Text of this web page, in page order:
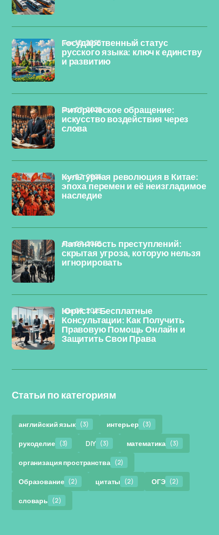
Государственный статус
русского языка: ключ к единству
и развитию
ноя 10, 2025
Риторическое обращение:
искусство воздействия через
слова
ноя 07, 2025
Культурная революция в Китае:
эпоха перемен и её неизгладимое
наследие
ноя 07, 2025
Латентность преступлений:
скрытая угроза, которую нельзя
игнорировать
ноя 07, 2025
Юрист и Бесплатные
Консультации: Как Получить
Правовую Помощь Онлайн и
Защитить Свои Права
ноя 07, 2025
Статьи по категориям
английский язык (3) интерьер (3)
рукоделие (3) DIY (3) математика (3)
организация пространства (2)
Образование (2) цитаты (2) ОГЭ (2)
словарь (2)